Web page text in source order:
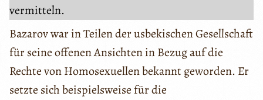
vermitteln.
Bazarov war in Teilen der usbekischen Gesellschaft
für seine offenen Ansichten in Bezug auf die
Rechte von Homosexuellen bekannt geworden. Er
setzte sich beispielsweise für die